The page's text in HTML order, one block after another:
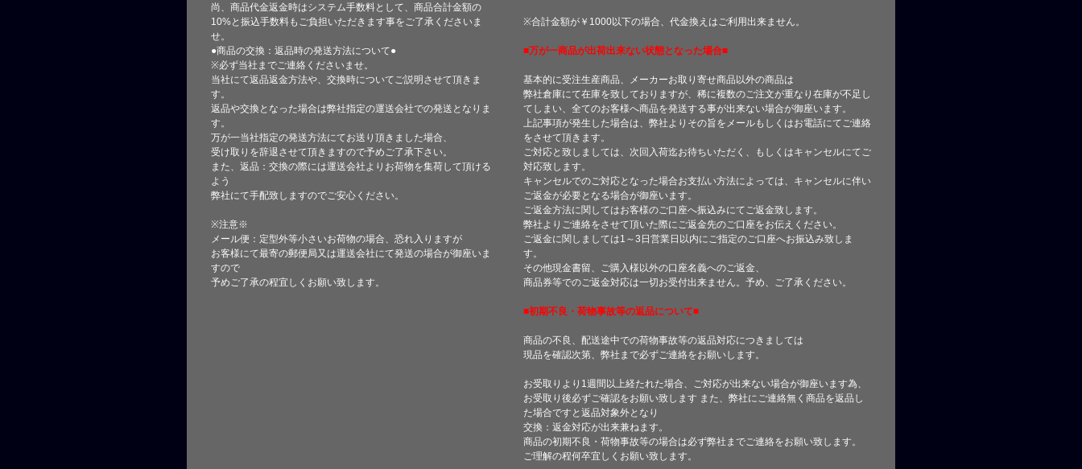
尚、商品代金返金時はシステム手数料として、商品合計金額の
10%と振込手数料もご負担いただきます事をご了承くださいま
せ。
●商品の交換：返品時の発送方法について●
※必ず当社までご連絡くださいませ。
当社にて返品返金方法や、交換時についてご説明させて頂きま
す。
返品や交換となった場合は弊社指定の運送会社での発送となりま
す。
万が一当社指定の発送方法にてお送り頂きました場合、
受け取りを辞退させて頂きますので予めご了承下さい。
また、返品：交換の際には運送会社よりお荷物を集荷して頂ける
よう
弊社にて手配致しますのでご安心ください。
※注意※
メール便：定型外等小さいお荷物の場合、恐れ入りますが
お客様にて最寄の郵便局又は運送会社にて発送の場合が御座いま
すので
予めご了承の程宜しくお願い致します。
※合計金額が￥1000以下の場合、代金換えはご利用出来ません。
■万が一商品が出荷出来ない状態となった場合■
基本的に受注生産商品、メーカーお取り寄せ商品以外の商品は
弊社倉庫にて在庫を致しておりますが、稀に複数のご注文が重なり在庫が不足し
てしまい、全てのお客様へ商品を発送する事が出来ない場合が御座います。
上記事項が発生した場合は、弊社よりその旨をメールもしくはお電話にてご連絡
をさせて頂きます。
ご対応と致しましては、次回入荷迄お待ちいただく、もしくはキャンセルにてご
対応致します。
キャンセルでのご対応となった場合お支払い方法によっては、キャンセルに伴い
ご返金が必要となる場合が御座います。
ご返金方法に関してはお客様のご口座へ振込みにてご返金致します。
弊社よりご連絡をさせて頂いた際にご返金先のご口座をお伝えください。
ご返金に関しましては1～3日営業日以内にご指定のご口座へお振込み致しま
す。
その他現金書留、ご購入様以外の口座名義へのご返金、
商品券等でのご返金対応は一切お受付出来ません。予め、ご了承ください。
■初期不良・荷物事故等の返品について■
商品の不良、配送途中での荷物事故等の返品対応につきましては
現品を確認次第、弊社まで必ずご連絡をお願いします。
お受取りより1週間以上経たれた場合、ご対応が出来ない場合が御座います為、
お受取り後必ずご確認をお願い致します また、弊社にご連絡無く商品を返品し
た場合ですと返品対象外となり
交換：返金対応が出来兼ねます。
商品の初期不良・荷物事故等の場合は必ず弊社までご連絡をお願い致します。
ご理解の程何卒宜しくお願い致します。